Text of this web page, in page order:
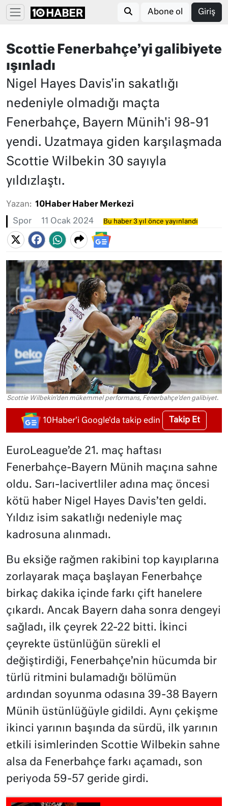
Abone ol Giriş
Scottie Fenerbahçe’yi galibiyete
ışınladı
Nigel Hayes Davis'in sakatlığı
nedeniyle olmadığı maçta
Fenerbahçe, Bayern Münih'i 98-91
yendi. Uzatmaya giden karşılaşmada
Scottie Wilbekin 30 sayıyla
yıldızlaştı.
Yazan: 10Haber Haber Merkezi
Spor 11 Ocak 2024 Bu haber 3 yıl önce yayınlandı
Scottie Wilbekin'den mükemmel performans, Fenerbahçe'den galibiyet.
10Haber'i Google'da takip edin Takip Et
EuroLeague’de 21. maç haftası
Fenerbahçe-Bayern Münih maçına sahne
oldu. Sarı-lacivertliler adına maç öncesi
kötü haber Nigel Hayes Davis’ten geldi.
Yıldız isim sakatlığı nedeniyle maç
kadrosuna alınmadı.
Bu eksiğe rağmen rakibini top kayıplarına
zorlayarak maça başlayan Fenerbahçe
birkaç dakika içinde farkı çift hanelere
çıkardı. Ancak Bayern daha sonra dengeyi
sağladı, ilk çeyrek 22-22 bitti. İkinci
çeyrekte üstünlüğün sürekli el
değiştirdiği, Fenerbahçe’nin hücumda bir
türlü ritmini bulamadığı bölümün
ardından soyunma odasına 39-38 Bayern
Münih üstünlüğüyle gidildi. Aynı çekişme
ikinci yarının başında da sürdü, ilk yarının
etkili isimlerinden Scottie Wilbekin sahne
alsa da Fenerbahçe farkı açamadı, son
periyoda 59-57 geride girdi.